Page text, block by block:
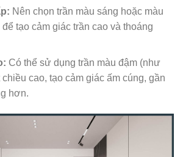
Nên chọn trần màu sáng hoặc màu
tạo cảm giác trần cao và thoáng
Có thể sử dụng trần màu đậm (như
cao, tạo cảm giác ấm cúng, gần
hơn.